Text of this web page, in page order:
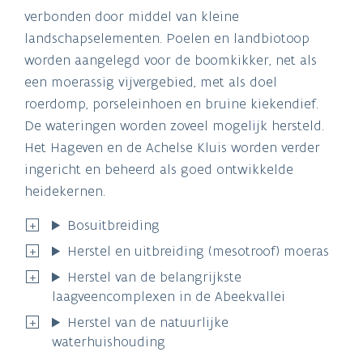
verbonden door middel van kleine
landschapselementen. Poelen en landbiotoop
worden aangelegd voor de boomkikker, net als
een moerassig vijvergebied, met als doel
roerdomp, porseleinhoen en bruine kiekendief.
De wateringen worden zoveel mogelijk hersteld.
Het Hageven en de Achelse Kluis worden verder
ingericht en beheerd als goed ontwikkelde
heidekernen.
Bosuitbreiding
Herstel en uitbreiding (mesotroof) moeras
Herstel van de belangrijkste
laagveencomplexen in de Abeekvallei
Herstel van de natuurlijke
waterhuishouding